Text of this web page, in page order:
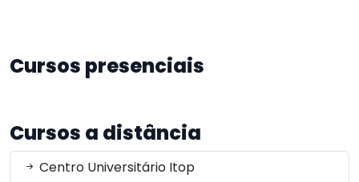
Cursos presenciais
Cursos a distância
Centro Universitário Itop